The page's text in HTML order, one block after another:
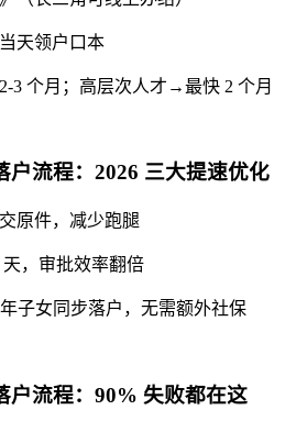
天领户口本
3 个月；高层次人才→最快 2 个月
户流程：2026 三大提速优化
原件，减少跑腿
，审批效率翻倍
子女同步落户，无需额外社保
户流程：90% 失败都在这